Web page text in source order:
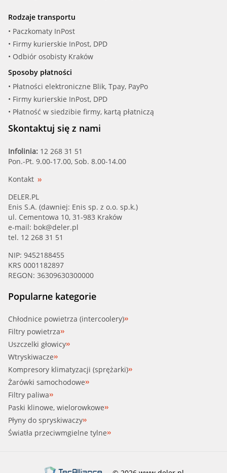
Rodzaje transportu
• Paczkomaty InPost
• Firmy kurierskie InPost, DPD
• Odbiór osobisty Kraków
Sposoby płatności
• Płatności elektroniczne Blik, Tpay, PayPo
• Firmy kurierskie InPost, DPD
• Płatność w siedzibie firmy, kartą płatniczą
Skontaktuj się z nami
Infolinia: 12 268 31 51
Pon.-Pt. 9.00-17.00, Sob. 8.00-14.00
Kontakt
DELER.PL
Enis S.A. (dawniej: Enis sp. z o.o. sp.k.)
ul. Cementowa 10, 31-983 Kraków
e-mail: bok@deler.pl
tel. 12 268 31 51
NIP: 9452188455
KRS 0001182897
REGON: 36309630300000
Popularne kategorie
Chłodnice powietrza (intercoolery)
Filtry powietrza
Uszczelki głowicy
Wtryskiwacze
Kompresory klimatyzacji (sprężarki)
Żarówki samochodowe
Filtry paliwa
Paski klinowe, wielorowkowe
Płyny do spryskiwaczy
Światła przeciwmgielne tylne